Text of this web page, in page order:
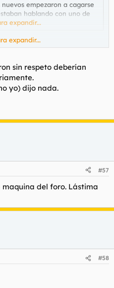
empezaron a cagarse
hablando con uno de
expandir...
Y es que nunca me cansaré de
Desvirgator, Pablo Garcia,
que seguro me dejo en el
de Don Vito y sigo
dia.. Grande, muy grande...
expandir...
sin respeto deberían
yo) dijo nada.
#57
del foro. Lástima
#58